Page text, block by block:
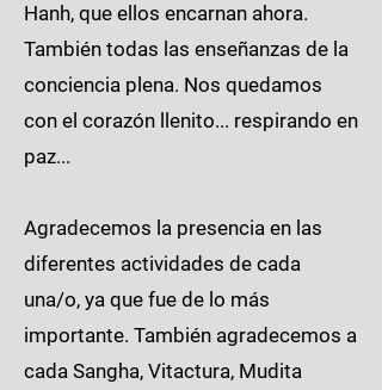
Hanh, que ellos encarnan ahora.
También todas las enseñanzas de la
conciencia plena. Nos quedamos
con el corazón llenito... respirando en
paz...
Agradecemos la presencia en las
diferentes actividades de cada
una/o, ya que fue de lo más
importante. También agradecemos a
cada Sangha, Vitactura, Mudita